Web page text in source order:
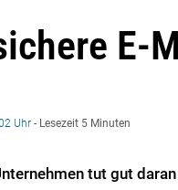
E-
Uhr - Lesezeit 5 Minuten
tut gut